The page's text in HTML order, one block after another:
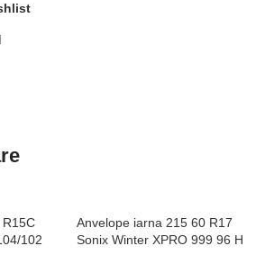
102
Anvelope iarna 215 60 R17
Sonix Winter XPRO 999 96 H